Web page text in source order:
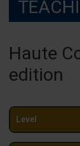
Haute
edition
Level